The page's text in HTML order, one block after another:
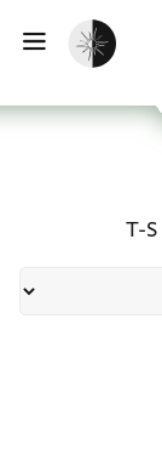
הפעלת מצב כהה
T-